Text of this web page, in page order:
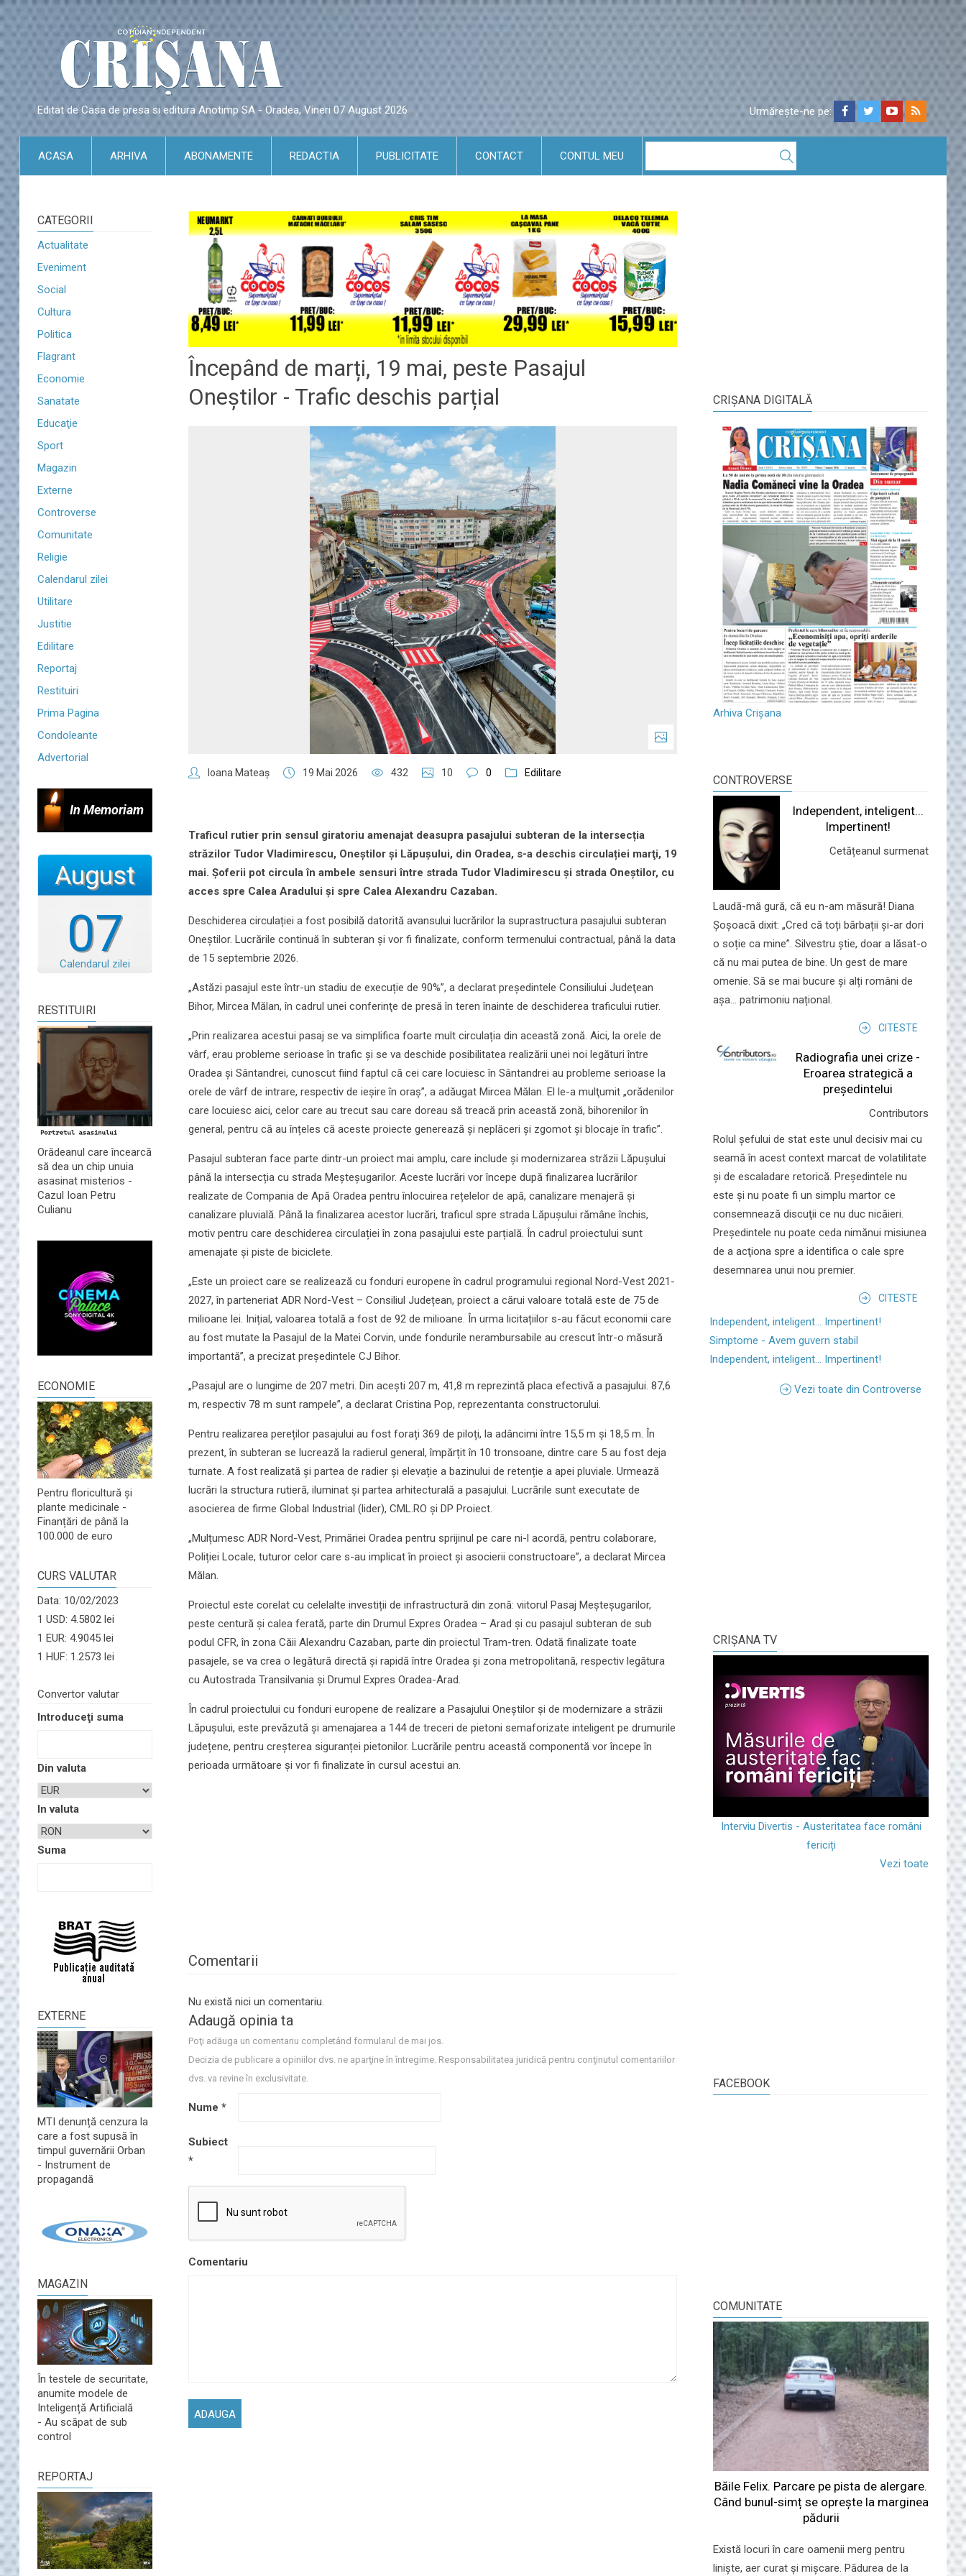
Editat de Casa de presa si editura Anotimp SA - Oradea, Vineri 07 August 2026 Urmărește-ne pe:
ACASA ARHIVA ABONAMENTE REDACTIA PUBLICITATE CONTACT CONTUL MEU
CATEGORII
Actualitate
Eveniment
Social
Cultura
Politica
Flagrant
Economie
Sanatate
Educaţie
Sport
Magazin
Externe
Controverse
Comunitate
Religie
Calendarul zilei
Utilitare
Justitie
Edilitare
Reportaj
Restituiri
Prima Pagina
Condoleante
Advertorial
In Memoriam
07
August
Calendarul zilei
RESTITUIRI
Orădeanul care încearcă
să dea un chip unuia
asasinat misterios -
Cazul Ioan Petru
Culianu
ECONOMIE
Pentru floricultură și
plante medicinale -
Finanțări de până la
100.000 de euro
CURS VALUTAR
Data: 10/02/2023
1 USD: 4.5802 lei
1 EUR: 4.9045 lei
1 HUF: 1.2573 lei
Convertor valutar
Introduceţi suma
Din valuta
In valuta
Suma
EXTERNE
MTI denunță cenzura la
care a fost supusă în
timpul guvernării Orban
- Instrument de
propagandă
MAGAZIN
În testele de securitate,
anumite modele de
Inteligență Artificială
- Au scăpat de sub
control
REPORTAJ
Începând de marți, 19 mai, peste Pasajul
Oneștilor - Trafic deschis parțial
Ioana Mateaş 19 Mai 2026 432 10 0 Edilitare
Traficul rutier prin sensul giratoriu amenajat deasupra pasajului subteran de la intersecția
străzilor Tudor Vladimirescu, Oneștilor și Lăpușului, din Oradea, s-a deschis circulației marţi, 19
mai. Șoferii pot circula în ambele sensuri între strada Tudor Vladimirescu și strada Oneștilor, cu
acces spre Calea Aradului și spre Calea Alexandru Cazaban.
Deschiderea circulației a fost posibilă datorită avansului lucrărilor la suprastructura pasajului subteran
Oneștilor. Lucrările continuă în subteran și vor fi finalizate, conform termenului contractual, până la data
de 15 septembrie 2026.
„Astăzi pasajul este într-un stadiu de execuție de 90%”, a declarat preşedintele Consiliului Judeţean
Bihor, Mircea Mălan, în cadrul unei conferinţe de presă în teren înainte de deschiderea traficului rutier.
„Prin realizarea acestui pasaj se va simplifica foarte mult circulația din această zonă. Aici, la orele de
vârf, erau probleme serioase în trafic și se va deschide posibilitatea realizării unei noi legături între
Oradea și Sântandrei, cunoscut fiind faptul că cei care locuiesc în Sântandrei au probleme serioase la
orele de vârf de intrare, respectiv de ieșire în oraș”, a adăugat Mircea Mălan. El le-a mulţumit „orădenilor
care locuiesc aici, celor care au trecut sau care doreau să treacă prin această zonă, bihorenilor în
general, pentru că au înțeles că aceste proiecte generează și neplăceri și zgomot și blocaje în trafic”.
Pasajul subteran face parte dintr-un proiect mai amplu, care include și modernizarea străzii Lăpușului
până la intersecția cu strada Meșteșugarilor. Aceste lucrări vor începe după finalizarea lucrărilor
realizate de Compania de Apă Oradea pentru înlocuirea rețelelor de apă, canalizare menajeră și
canalizare pluvială. Până la finalizarea acestor lucrări, traficul spre strada Lăpușului rămâne închis,
motiv pentru care deschiderea circulației în zona pasajului este parțială. În cadrul proiectului sunt
amenajate și piste de biciclete.
„Este un proiect care se realizează cu fonduri europene în cadrul programului regional Nord-Vest 2021-
2027, în parteneriat ADR Nord-Vest – Consiliul Județean, proiect a cărui valoare totală este de 75 de
milioane lei. Inițial, valoarea totală a fost de 92 de milioane. În urma licitațiilor s-au făcut economii care
au fost mutate la Pasajul de la Matei Corvin, unde fondurile nerambursabile au crescut într-o măsură
importantă”, a precizat preşedintele CJ Bihor.
„Pasajul are o lungime de 207 metri. Din acești 207 m, 41,8 m reprezintă placa efectivă a pasajului. 87,6
m, respectiv 78 m sunt rampele”, a declarat Cristina Pop, reprezentanta constructorului.
Pentru realizarea pereților pasajului au fost forați 369 de piloți, la adâncimi între 15,5 m și 18,5 m. În
prezent, în subteran se lucrează la radierul general, împărțit în 10 tronsoane, dintre care 5 au fost deja
turnate. A fost realizată și partea de radier și elevație a bazinului de retenție a apei pluviale. Urmează
lucrări la structura rutieră, iluminat și partea arhitecturală a pasajului. Lucrările sunt executate de
asocierea de firme Global Industrial (lider), CML.RO și DP Proiect.
„Mulțumesc ADR Nord-Vest, Primăriei Oradea pentru sprijinul pe care ni-l acordă, pentru colaborare,
Poliției Locale, tuturor celor care s-au implicat în proiect și asocierii constructoare”, a declarat Mircea
Mălan.
Proiectul este corelat cu celelalte investiții de infrastructură din zonă: viitorul Pasaj Meșteșugarilor,
peste centură și calea ferată, parte din Drumul Expres Oradea – Arad și cu pasajul subteran de sub
podul CFR, în zona Căii Alexandru Cazaban, parte din proiectul Tram-tren. Odată finalizate toate
pasajele, se va crea o legătură directă și rapidă între Oradea și zona metropolitană, respectiv legătura
cu Autostrada Transilvania și Drumul Expres Oradea-Arad.
În cadrul proiectului cu fonduri europene de realizare a Pasajului Oneștilor și de modernizare a străzii
Lăpușului, este prevăzută și amenajarea a 144 de treceri de pietoni semaforizate inteligent pe drumurile
județene, pentru creșterea siguranței pietonilor. Lucrările pentru această componentă vor începe în
perioada următoare și vor fi finalizate în cursul acestui an.
Comentarii
Nu există nici un comentariu.
Adaugă opinia ta
Poţi adăuga un comentariu completând formularul de mai jos.
Decizia de publicare a opiniilor dvs. ne aparţine în întregime. Responsabilitatea juridică pentru conţinutul comentariilor
dvs. va revine în exclusivitate.
Nume *
Subiect
*
Comentariu
CRIŞANA DIGITALĂ
Arhiva Crișana
CONTROVERSE
Independent, inteligent...
Impertinent!
Cetățeanul surmenat
Laudă-mă gură, că eu n-am măsură! Diana
Șoșoacă dixit: „Cred că toți bărbații și-ar dori
o soție ca mine”. Silvestru știe, doar a lăsat-o
că nu mai putea de bine. Un gest de mare
omenie. Să se mai bucure și alți români de
așa... patrimoniu național.
CITESTE
Radiografia unei crize -
Eroarea strategică a
președintelui
Contributors
Rolul şefului de stat este unul decisiv mai cu
seamă în acest context marcat de volatilitate
şi de escaladare retorică. Preşedintele nu
este şi nu poate fi un simplu martor ce
consemnează discuţii ce nu duc nicăieri.
Preşedintele nu poate ceda nimănui misiunea
de a acţiona spre a identifica o cale spre
desemnarea unui nou premier.
CITESTE
Independent, inteligent... Impertinent!
Simptome - Avem guvern stabil
Independent, inteligent... Impertinent!
Vezi toate din Controverse
CRIŞANA TV
Interviu Divertis - Austeritatea face români
fericiți
Vezi toate
FACEBOOK
COMUNITATE
Băile Felix. Parcare pe pista de alergare.
Când bunul-simț se oprește la marginea
pădurii
Există locuri în care oamenii merg pentru
liniște, aer curat și mișcare. Pădurea de la